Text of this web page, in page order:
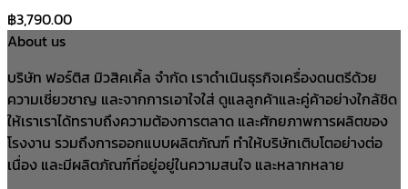
฿3,790.00
About us
บริษัท ฟอร์ติส มิวสิคเคิ้ล จำกัด เราดำเนินธุรกิจเครื่องดนตรีด้วย
ความเชี่ยวชาญ และจากการเอาใจใส่ ดูแลลูกค้าและคู่ค้าอย่างใกล้ชิด
ให้เราเราได้ทราบถึงความต้องการตลาด และศักยภาพการผลิตของ
โรงงาน รวมถึงการออกแบบผลิตภัณฑ์ ทำให้บริษัทเติบโตอย่างต่อ
เนื่อง และมีผลิตภัณฑ์ที่อยู่อยู่ในความสนใจ และหลากหลาย